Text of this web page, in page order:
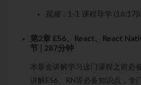
视频： 1-1 课程导学 (16:17)
第2章 ES6、React、React
节 | 287分钟
本章会讲解学习这门课程之前必
讲解ES6、RN等必备知识点，专